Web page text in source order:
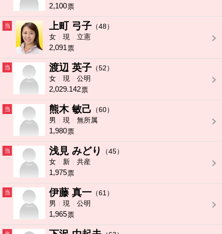
2,100票
当 上町 弓子 （48）
女
現 立憲
2,091票
当 渡辺 英子 （52）
女
現 公明
2,029.142票
当 熊木 敏己 （60）
男
現 無所属
1,980票
当 浅見 みどり
（45）
女
新 共産
1,975票
当 伊藤 真一 （61）
男
現 公明
1,965票